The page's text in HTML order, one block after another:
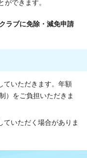
ができます。
ラブに免除・減免申請
ていただきます。年額
）をご負担いただきま
ていただく場合がありま